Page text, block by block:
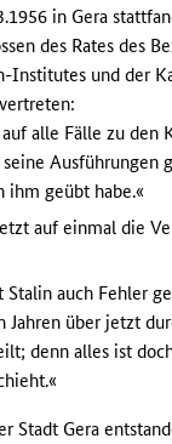
in Gera
des Rates des
Institutes und der
alle Fälle zu den
Ausführungen
ihm geübt habe.«
auf einmal die
Stalin auch Fehler
Jahren über jetzt
denn alles ist
Stadt Gera